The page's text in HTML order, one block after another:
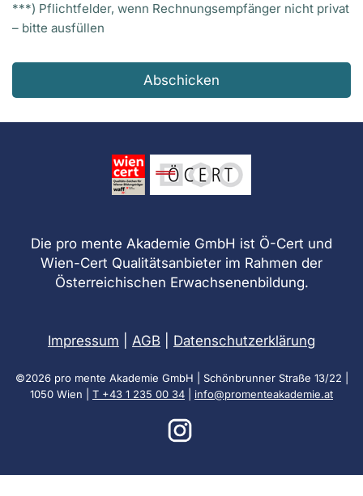
***) Pflichtfelder, wenn Rechnungsempfänger nicht privat
– bitte ausfüllen
Abschicken
Die pro mente Akademie GmbH ist Ö-Cert und
Wien-Cert Qualitätsanbieter im Rahmen der
Österreichischen Erwachsenenbildung.
Impressum AGB Datenschutzerklärung
©2026 pro mente Akademie GmbH | Schönbrunner Straße 13/22 |
1050 Wien | T +43 1 235 00 34 info@promenteakademie.at